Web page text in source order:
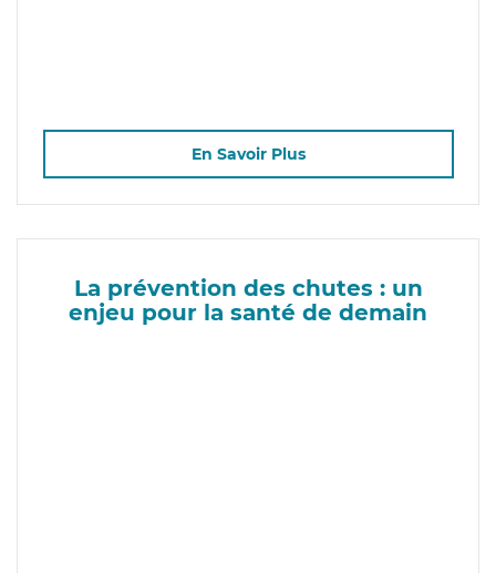
En Savoir Plus
La prévention des chutes : un
enjeu pour la santé de demain